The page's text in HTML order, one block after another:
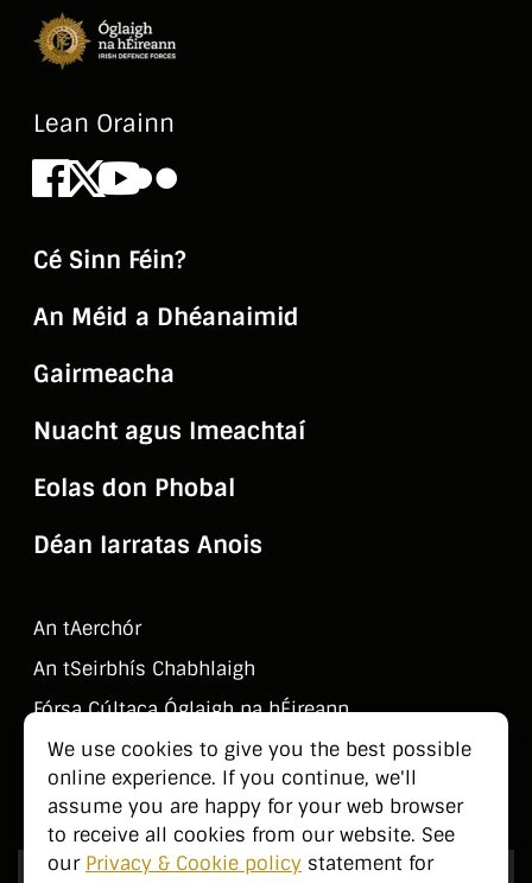
We use cookies to give you the best possible
online experience. If you continue, we'll
assume you are happy for your web browser
to receive all cookies from our website. See
our Privacy & Cookie policy statement for
Lean Orainn
Facebook
X Youtube
Flickr
Cé Sinn Féin?
An Méid a Dhéanaimid
Gairmeacha
Nuacht agus Imeachtaí
Eolas don Phobal
Déan Iarratas Anois
An tAerchór
An tSeirbhí­s Chabhlaigh
Fórsa Cúltaca Óglaigh na hÉireann
Déan Teagmháil Linn
Eolas don Phobal